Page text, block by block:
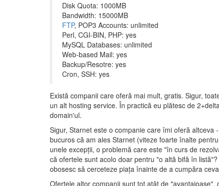
Disk Quota: 1000MB
Bandwidth: 15000MB
FTP, POP3 Accounts: unlimited
Perl, CGI-BIN, PHP: yes
MySQL Databases: unlimited
Web-based Mail: yes
Backup/Resotre: yes
Cron, SSH: yes
Există companii care oferă mai mult, gratis. Sigur,
un alt hosting service. În practică eu plătesc de
domain'ul.
Sigur, Starnet este o companie care îmi oferă
bucuros că am ales Starnet (viteze foarte înalte
unele excepţii, o problemă care este "în curs de
că ofertele sunt acolo doar pentru "o altă bifă în
obosesc să cerceteze piaţa înainte de a cumpăra
Ofertele altor companii sunt tot atât de